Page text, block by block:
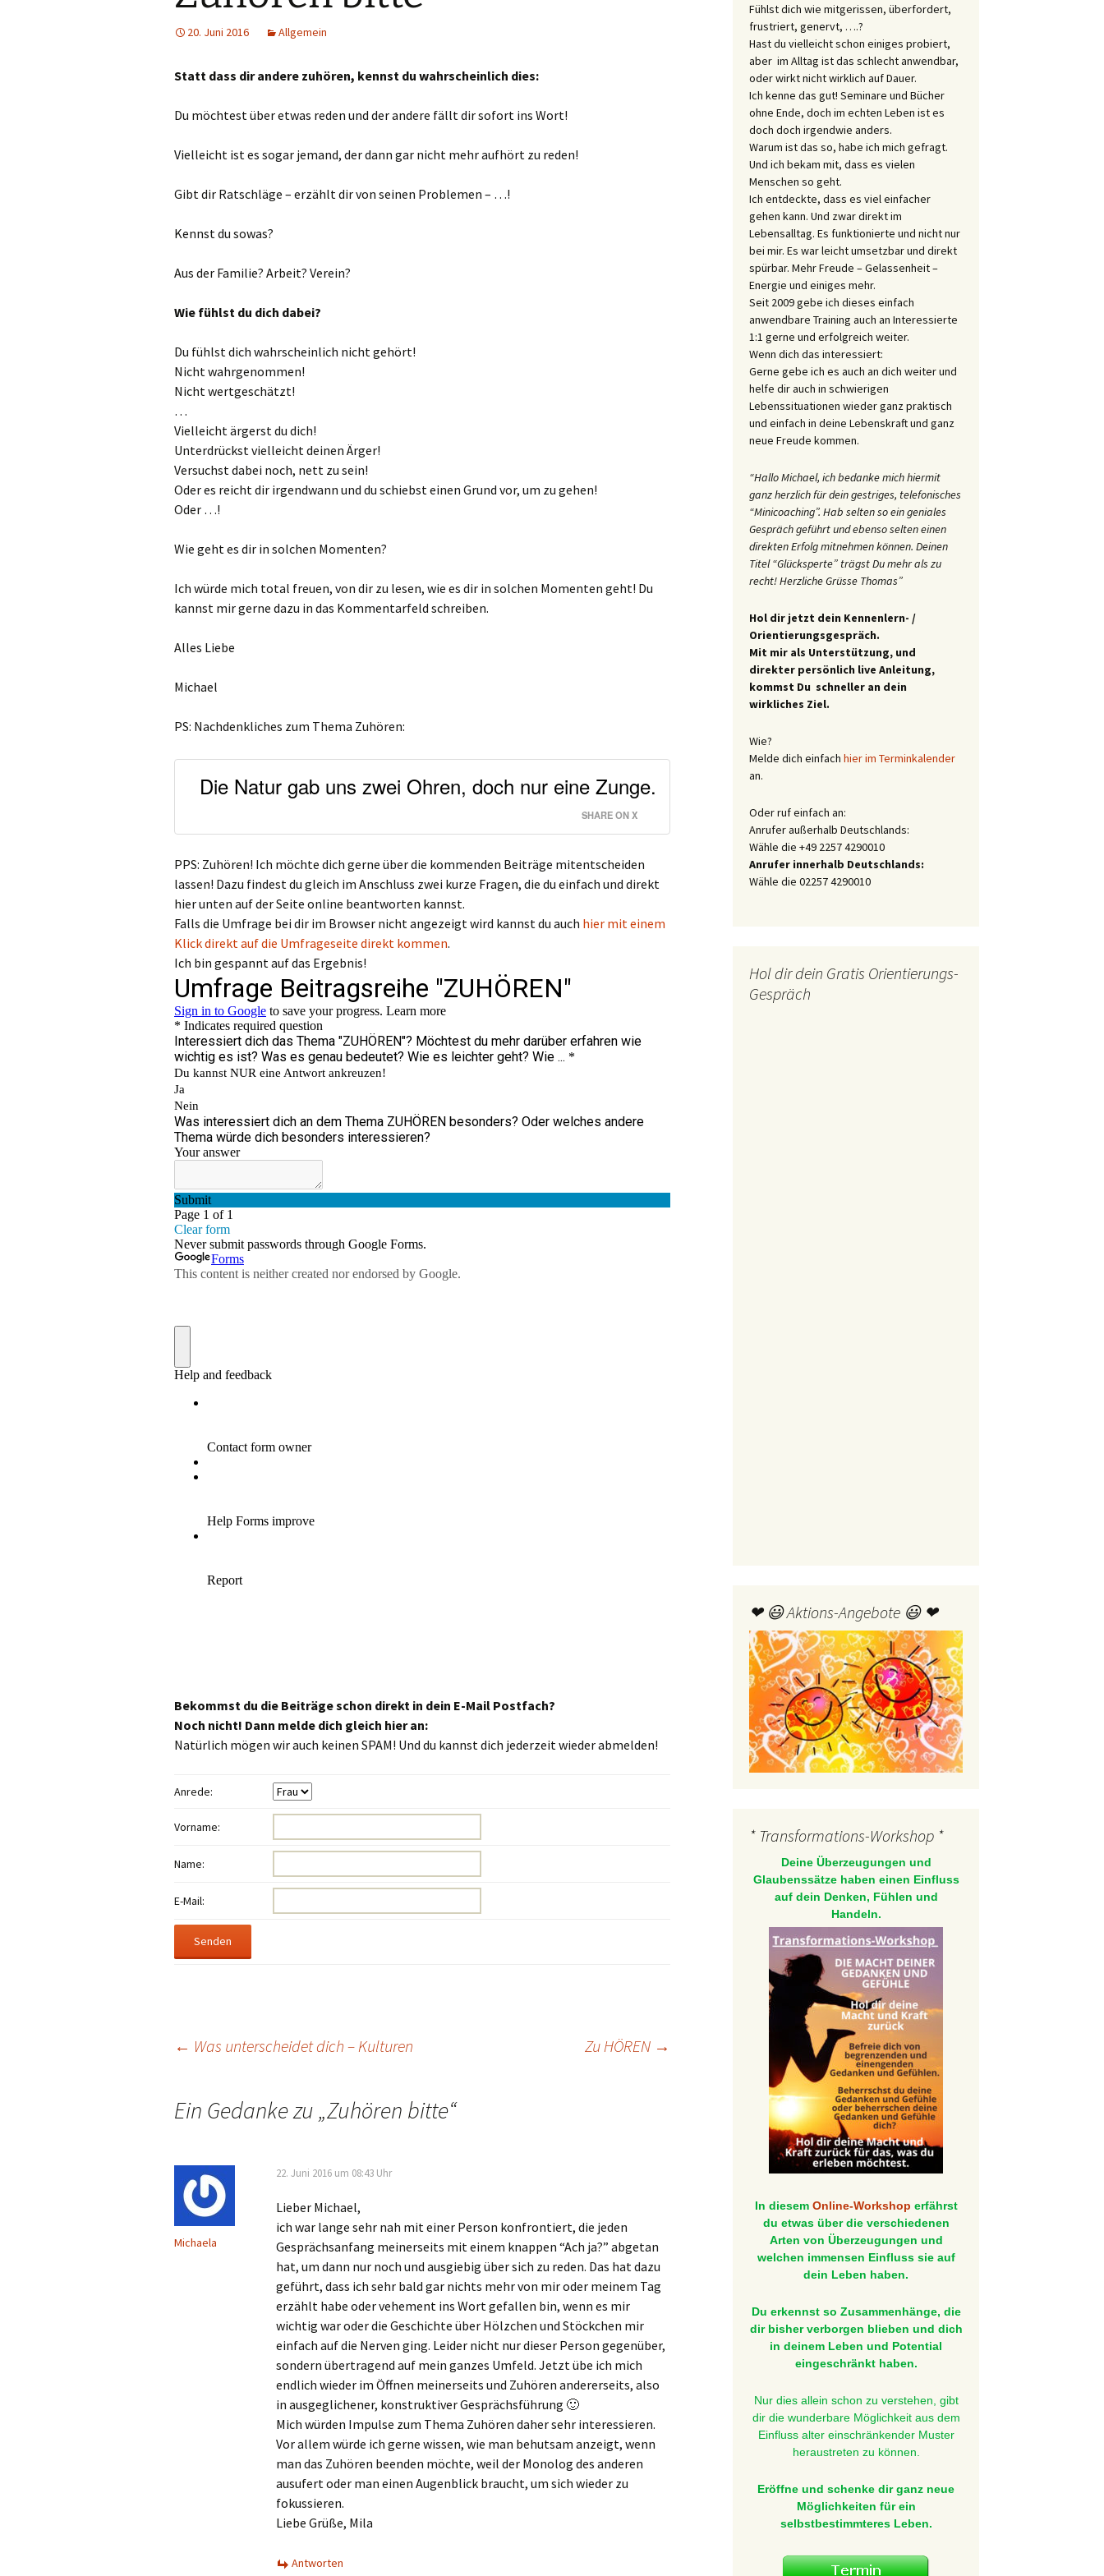
20. Juni 2016 Allgemein
Statt dass dir andere zuhören, kennst du wahrscheinlich dies:
Du möchtest über etwas reden und der andere fällt dir sofort ins Wort!
Vielleicht ist es sogar jemand, der dann gar nicht mehr aufhört zu reden!
Gibt dir Ratschläge – erzählt dir von seinen Problemen – …!
Kennst du sowas?
Aus der Familie? Arbeit? Verein?
Wie fühlst du dich dabei?
Du fühlst dich wahrscheinlich nicht gehört!
Nicht wahrgenommen!
Nicht wertgeschätzt!
…
Vielleicht ärgerst du dich!
Unterdrückst vielleicht deinen Ärger!
Versuchst dabei noch, nett zu sein!
Oder es reicht dir irgendwann und du schiebst einen Grund vor, um zu gehen!
Oder …!
Wie geht es dir in solchen Momenten?
Ich würde mich total freuen, von dir zu lesen, wie es dir in solchen Momenten geht! Du
kannst mir gerne dazu in das Kommentarfeld schreiben.
Alles Liebe
Michael
PS: Nachdenkliches zum Thema Zuhören:
Die Natur gab uns zwei Ohren, doch nur eine Zunge.
SHARE ON X
PPS: Zuhören! Ich möchte dich gerne über die kommenden Beiträge mitentscheiden
lassen! Dazu findest du gleich im Anschluss zwei kurze Fragen, die du einfach und direkt
hier unten auf der Seite online beantworten kannst.
Falls die Umfrage bei dir im Browser nicht angezeigt wird kannst du auch hier mit einem
Klick direkt auf die Umfrageseite direkt kommen.
Ich bin gespannt auf das Ergebnis!
Bekommst du die Beiträge schon direkt in dein E-Mail Postfach?
Noch nicht! Dann melde dich gleich hier an:
Natürlich mögen wir auch keinen SPAM! Und du kannst dich jederzeit wieder abmelden!
Anrede:
Vorname:
Name:
E-Mail:
Beitragsnavigation
← Was unterscheidet dich – Kulturen Zu HÖREN →
Ein Gedanke zu „Zuhören bitte“
Michaela
22. Juni 2016 um 08:43 Uhr
Lieber Michael,
ich war lange sehr nah mit einer Person konfrontiert, die jeden
Gesprächsanfang meinerseits mit einem knappen “Ach ja?” abgetan
hat, um dann nur noch und ausgiebig über sich zu reden. Das hat dazu
geführt, dass ich sehr bald gar nichts mehr von mir oder meinem Tag
erzählt habe oder vehement ins Wort gefallen bin, wenn es mir
wichtig war oder die Geschichte über Hölzchen und Stöckchen mir
einfach auf die Nerven ging. Leider nicht nur dieser Person gegenüber,
sondern übertragend auf mein ganzes Umfeld. Jetzt übe ich mich
endlich wieder im Öffnen meinerseits und Zuhören andererseits, also
in ausgeglichener, konstruktiver Gesprächsführung 🙂
Mich würden Impulse zum Thema Zuhören daher sehr interessieren.
Vor allem würde ich gerne wissen, wie man behutsam anzeigt, wenn
man das Zuhören beenden möchte, weil der Monolog des anderen
ausufert oder man einen Augenblick braucht, um sich wieder zu
fokussieren.
Liebe Grüße, Mila
Antworten
Fühlst dich wie mitgerissen, überfordert,
frustriert, genervt, ….?
Hast du vielleicht schon einiges probiert,
aber im Alltag ist das schlecht anwendbar,
oder wirkt nicht wirklich auf Dauer.
Ich kenne das gut! Seminare und Bücher
ohne Ende, doch im echten Leben ist es
doch doch irgendwie anders.
Warum ist das so, habe ich mich gefragt.
Und ich bekam mit, dass es vielen
Menschen so geht.
Ich entdeckte, dass es viel einfacher
gehen kann. Und zwar direkt im
Lebensalltag. Es funktionierte und nicht nur
bei mir. Es war leicht umsetzbar und direkt
spürbar. Mehr Freude – Gelassenheit –
Energie und einiges mehr.
Seit 2009 gebe ich dieses einfach
anwendbare Training auch an Interessierte
1:1 gerne und erfolgreich weiter.
Wenn dich das interessiert:
Gerne gebe ich es auch an dich weiter und
helfe dir auch in schwierigen
Lebenssituationen wieder ganz praktisch
und einfach in deine Lebenskraft und ganz
neue Freude kommen.
“Hallo Michael, ich bedanke mich hiermit
ganz herzlich für dein gestriges, telefonisches
“Minicoaching”. Hab selten so ein geniales
Gespräch geführt und ebenso selten einen
direkten Erfolg mitnehmen können. Deinen
Titel “Glücksperte” trägst Du mehr als zu
recht! Herzliche Grüsse Thomas”
Hol dir jetzt dein Kennenlern- /
Orientierungsgespräch.
Mit mir als Unterstützung, und
direkter persönlich live Anleitung,
kommst Du schneller an dein
wirkliches Ziel.
Wie?
Melde dich einfach hier im Terminkalender
an.
Oder ruf einfach an:
Anrufer außerhalb Deutschlands:
Wähle die +49 2257 4290010
Anrufer innerhalb Deutschlands:
Wähle die 02257 4290010
Hol dir dein Gratis Orientierungs-
Gespräch
❤ 😃 Aktions-Angebote 😃 ❤
* Transformations-Workshop *
Deine Überzeugungen und
Glaubenssätze haben einen Einfluss
auf dein Denken, Fühlen und
Handeln.
In diesem Online-Workshop erfährst
du etwas über die verschiedenen
Arten von Überzeugungen und
welchen immensen Einfluss sie auf
dein Leben haben.
Du erkennst so Zusammenhänge, die
dir bisher verborgen blieben und dich
in deinem Leben und Potential
eingeschränkt haben.
Nur dies allein schon zu verstehen, gibt
dir die wunderbare Möglichkeit aus dem
Einfluss alter einschränkender Muster
heraustreten zu können.
Eröffne und schenke dir ganz neue
Möglichkeiten für ein
selbstbestimmteres Leben.